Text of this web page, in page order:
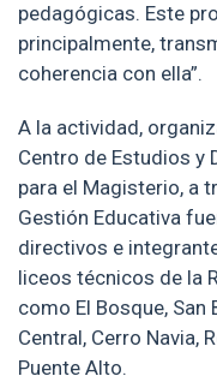
pedagógicas. Este
principalmente,
coherencia con ella”.
A la actividad,
Centro de Estudios y
para el Magisterio, a
Gestión Educativa
directivos e
liceos técnicos de la
como El Bosque, San
Central, Cerro Navia,
Puente Alto.